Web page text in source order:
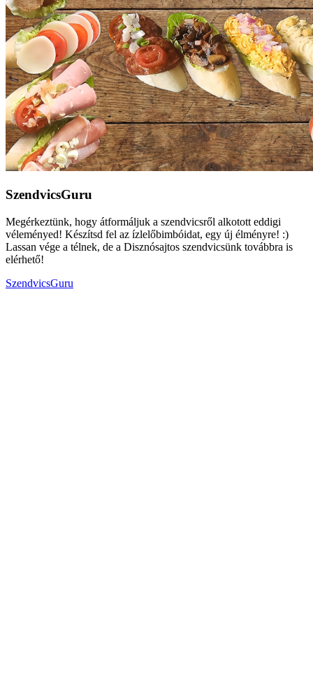
SzendvicsGuru
Megérkeztünk, hogy átformáljuk a szendvicsről alkotott eddigi
véleményed! Készítsd fel az ízlelőbimbóidat, egy új élményre! :)
Lassan vége a télnek, de a Disznósajtos szendvicsünk továbbra is
elérhető!
SzendvicsGuru